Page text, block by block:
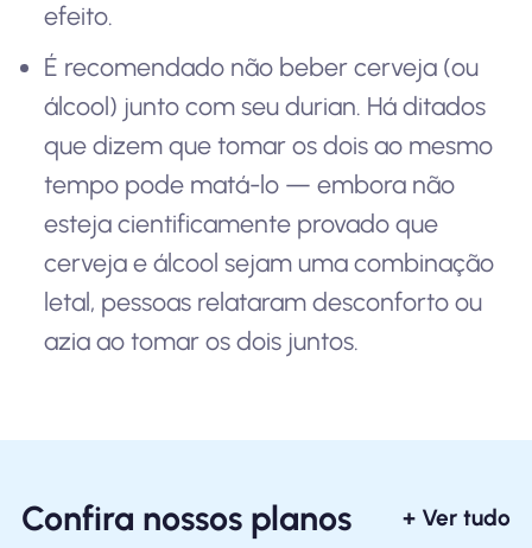
efeito.
É recomendado não beber cerveja (ou
álcool) junto com seu durian. Há ditados
que dizem que tomar os dois ao mesmo
tempo pode matá-lo — embora não
esteja cientificamente provado que
cerveja e álcool sejam uma combinação
letal, pessoas relataram desconforto ou
azia ao tomar os dois juntos.
Confira nossos planos + Ver tudo